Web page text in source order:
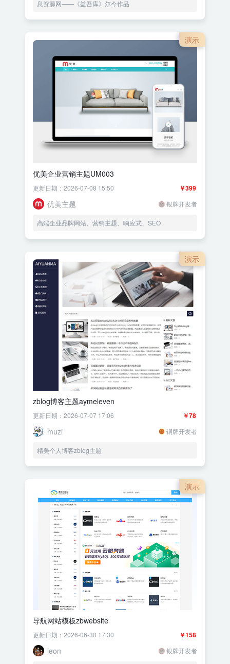
息资源网——《益吾库》尔今作品
演示
优美企业营销主题UM003
￥399
更新日期：2026-07-08 15:50
优美主题 银牌开发者
高端企业品牌网站、营销主题、响应式、SEO
演示
zblog博客主题aymeleven
￥78
更新日期：2026-07-07 17:06
muzi 铜牌开发者
精美个人博客zblog主题
演示
导航网站模板zbwebsite
￥158
更新日期：2026-06-30 17:30
leon 银牌开发者